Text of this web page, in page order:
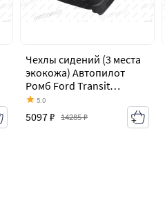
Чехлы сидений (3 места
экокожа) Автопилот
Ромб Ford Transit
цельнометаллический
фургон (2006-2014)
5.0
5097 ₽ 14285 ₽